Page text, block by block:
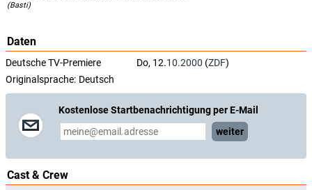
(Basti)
Daten
Deutsche TV-Premiere Do, 12.10.2000 (ZDF)
Originalsprache: Deutsch
Kostenlose Startbenachrichtigung per E-Mail
weiter
Cast & Crew